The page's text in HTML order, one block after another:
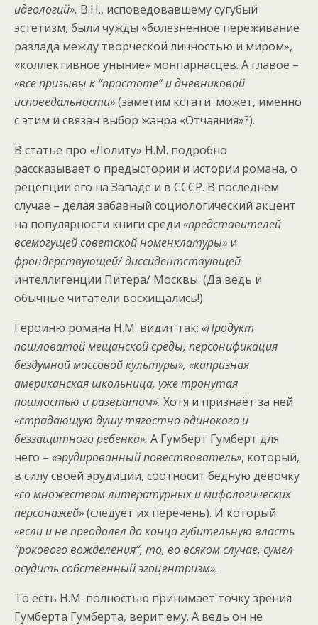
идеологий». В.Н., исповедовавшему сугубый
эстетизм, были чужды «болезненное переживание
разлада между творческой личностью и миром»,
«коллективное уныние» монпарнасцев. А главое –
«все призывы к “простоте” и дневниковой
исповедальности»(заметим кстати: может, именно
с этим и связан выбор жанра «Отчаяния»?).
В статье про «Лолиту» Н.М. подробно
рассказывает о предыстории и истории романа, о
рецепции его на Западе и в СССР. В последнем
случае – делая забавный социологический акцент
на популярности книги среди «представителей
всемогущей советской номенклатуры» и
фрондерствующей/ диссидентствующей
интеллигенции Питера/ Москвы. (Да ведь и
обычные читатели восхищались!)
Героиню романа Н.М. видит так: «Продукт
пошловатой мещанской среды, персонификация
бездумной массовой культуры», «капризная
американская школьница, уже тронутая
пошлостью и развратом». Хотя и признаёт за ней
«страдающую душу тягостно одинокого и
беззащитного ребенка». А Гумберт Гумберт для
него – «эрудированный повествователь», который,
в силу своей эрудиции, соотносит бедную девочку
«со множеством литературных и мифологических
персонажей»(следует их перечень). И который
«если и не преодолел до конца губительную власть
“рокового вожделения“, то, во всяком случае, сумел
осудить собственный эгоцентризм».
То есть Н.М. полностью принимает точку зрения
Гумберта Гумберта, верит ему. А ведь он не